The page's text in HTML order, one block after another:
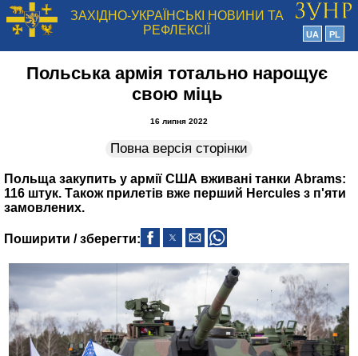
ЗАХІДНО-УКРАЇНСЬКІ НОВИНИ ТА
РЕФЛЕКСІЇ
UA PL
Польська армія тотально нарощує
свою міць
16 липня 2022
Повна версія сторінки
Польща закупить у армії США вживані танки Abrams:
116 штук. Також прилетів вже перший Hercules з п'яти
замовлених.
Поширити / зберегти: